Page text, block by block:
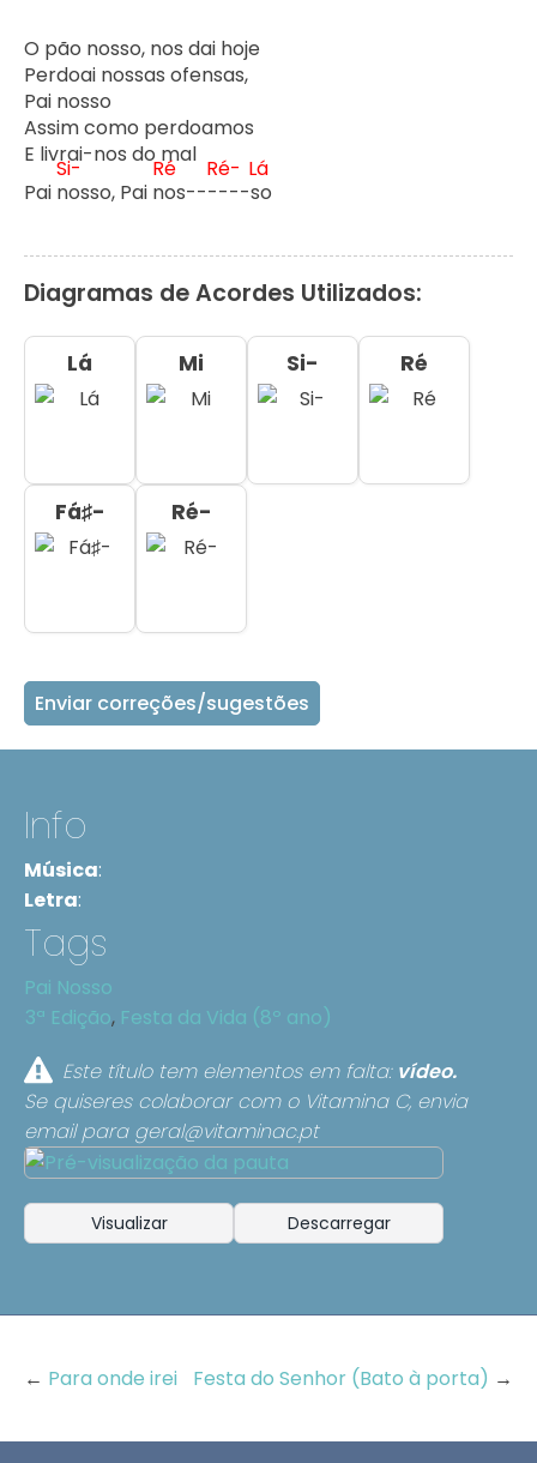
O pão nosso, nos dai hoje
Perdoai nossas ofensas,
Pai nosso
Assim como perdoamos
E livrai-nos do mal
Pai n
Si-
osso, Pai n
Ré
os---
Ré-
---s
Lá
o
Diagramas de Acordes Utilizados:
Lá Mi Si- Ré
Fá♯- Ré-
Enviar correções/sugestões
Info
Música:
Letra:
Tags
Pai Nosso
3ª Edição, Festa da Vida (8º ano)
Este título tem elementos em falta: vídeo.
Se quiseres colaborar com o Vitamina C, envia
email para geral@vitaminac.pt
Visualizar Descarregar
← Para onde irei Festa do Senhor (Bato à porta) →